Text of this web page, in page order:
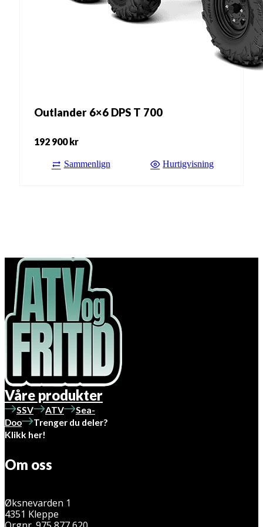
Outlander 6×6 DPS T 700
192 900 kr
Sammenlign Hurtigvisning
Våre produkter
SSV ATV
Sea-
Doo
Trenger du deler?
Klikk her!
Om oss
Øksnevarden 1
4351 Kleppe